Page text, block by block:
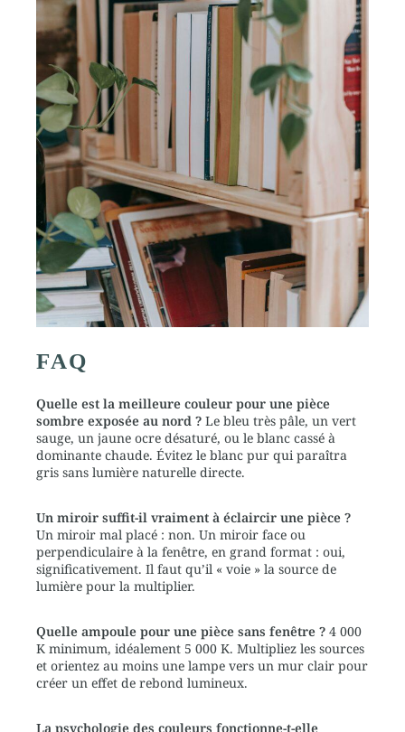
FAQ
Quelle est la meilleure couleur pour une pièce
sombre exposée au nord ? Le bleu très pâle, un vert
sauge, un jaune ocre désaturé, ou le blanc cassé à
dominante chaude. Évitez le blanc pur qui paraîtra
gris sans lumière naturelle directe.
Un miroir suffit-il vraiment à éclaircir une pièce ?
Un miroir mal placé : non. Un miroir face ou
perpendiculaire à la fenêtre, en grand format : oui,
significativement. Il faut qu’il « voie » la source de
lumière pour la multiplier.
Quelle ampoule pour une pièce sans fenêtre ? 4 000
K minimum, idéalement 5 000 K. Multipliez les sources
et orientez au moins une lampe vers un mur clair pour
créer un effet de rebond lumineux.
La psychologie des couleurs fonctionne-t-elle